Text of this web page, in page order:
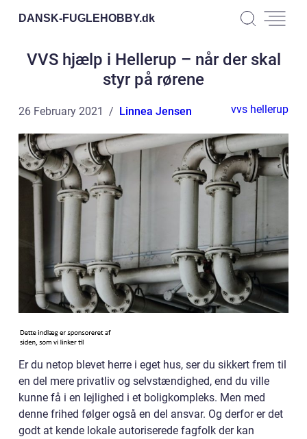
DANSK-FUGLEHOBBY.dk
VVS hjælp i Hellerup – når der skal
styr på rørene
26 February 2021 Linnea Jensen vvs hellerup
Er du netop blevet herre i eget hus, ser du sikkert frem til
en del mere privatliv og selvstændighed, end du ville
kunne få i en lejlighed i et boligkompleks. Men med
denne frihed følger også en del ansvar. Og derfor er det
godt at kende lokale autoriserede fagfolk der kan